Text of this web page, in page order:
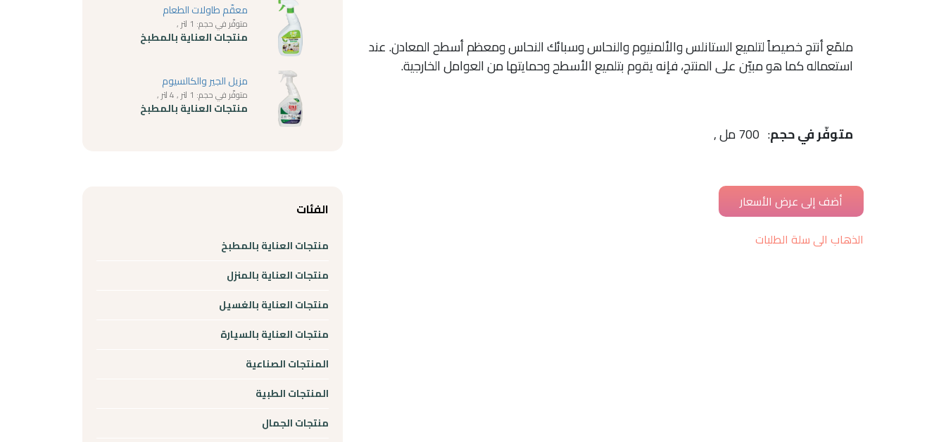
ملمّع أنتج خصيصاً لتلميع الستانلس والألمنيوم والنحاس وسبائك النحاس ومعظم أسطح المعادن. عند
استعماله كما هو مبيّن على المنتج، فإنه يقوم بتلميع الأسطح وحمايتها من العوامل الخارجية.
متوفّر في حجم: 700 مل ,
الذهاب الى سلة الطلبات
معقّم طاولات الطعام
متوفّر في حجم: 1 لتر ,
منتجات العناية بالمطبخ
مزيل الجير والكالسيوم
متوفّر في حجم: 1 لتر , 4 لتر ,
منتجات العناية بالمطبخ
الفئات
منتجات العناية بالمطبخ
منتجات العناية بالمنزل
منتجات العناية بالغسيل
منتجات العناية بالسيارة
المنتجات الصناعية
المنتجات الطبية
منتجات الجمال